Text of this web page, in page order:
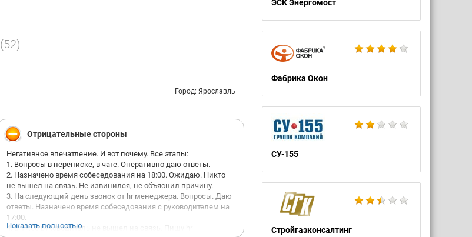
ЭСК Энергомост
Фабрика Окон
СУ-155
Стройгазконсалтинг
(52)
Город: Ярославль
Отрицательные стороны
Негативное впечатление. И вот почему. Все этапы:
1. Вопросы в переписке, в чате. Оперативно даю ответы.
2. Назначено время собеседования на 18:00. Ожидаю. Никто
не вышел на связь. Не извинился, не объяснил причину.
3. На следующий день звонок от hr менеджера. Вопросы. Даю
ответы. Назначено время собеседования с руководителем на
17:00.
4. В 17:00 руководитель не вышел на связь. Пишу hr
Показать полностью